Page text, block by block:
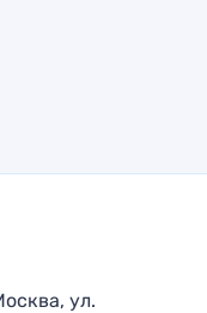
ул.